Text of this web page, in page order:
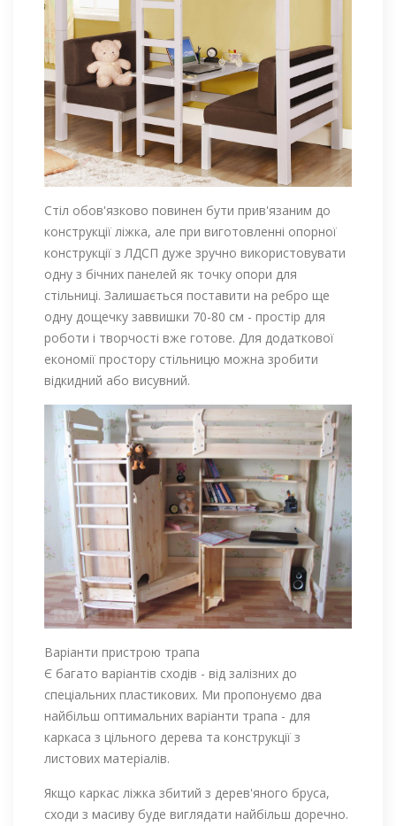
Стіл обов'язково повинен бути прив'язаним до
конструкції ліжка, але при виготовленні опорної
конструкції з ЛДСП дуже зручно використовувати
одну з бічних панелей як точку опори для
стільниці. Залишається поставити на ребро ще
одну дощечку заввишки 70-80 см - простір для
роботи і творчості вже готове. Для додаткової
економії простору стільницю можна зробити
відкидний або висувний.
Варіанти пристрою трапа
Є багато варіантів сходів - від залізних до
спеціальних пластикових. Ми пропонуємо два
найбільш оптимальних варіанти трапа - для
каркаса з цільного дерева та конструкції з
листових матеріалів.
Якщо каркас ліжка збитий з дерев'яного бруса,
сходи з масиву буде виглядати найбільш доречно.